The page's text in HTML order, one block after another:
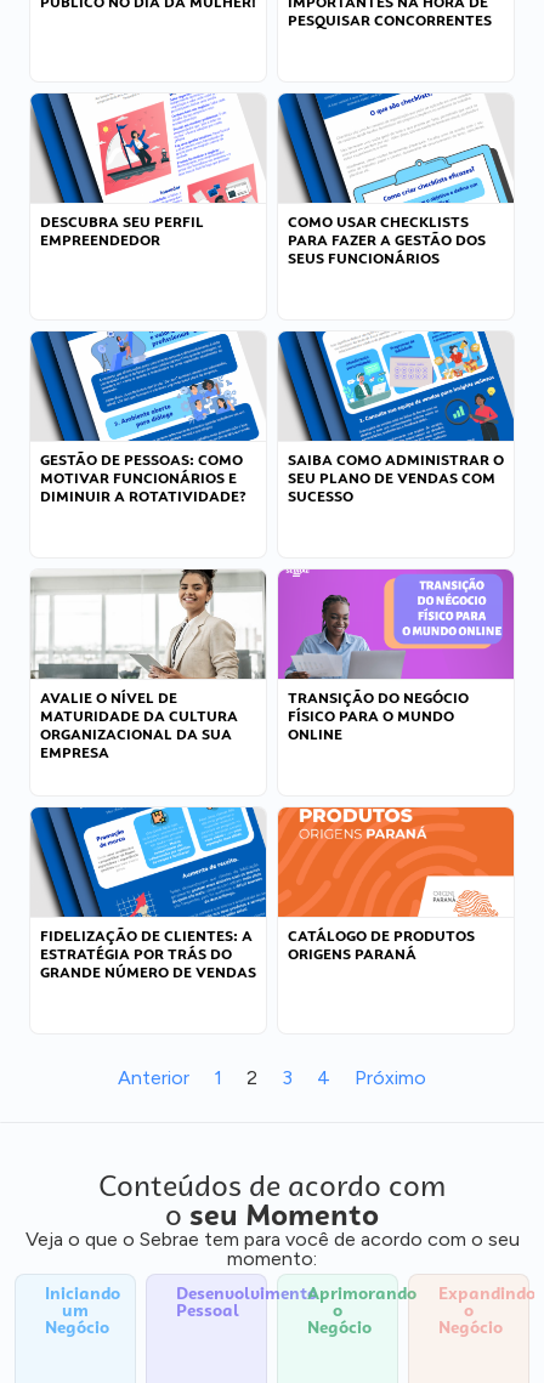
PESQUISAR CONCORRENTES
DESCUBRA SEU PERFIL
EMPREENDEDOR
COMO USAR CHECKLISTS
PARA FAZER A GESTÃO DOS
SEUS FUNCIONÁRIOS
GESTÃO DE PESSOAS: COMO
MOTIVAR FUNCIONÁRIOS E
DIMINUIR A ROTATIVIDADE?
SAIBA COMO ADMINISTRAR O
SEU PLANO DE VENDAS COM
SUCESSO
AVALIE O NÍVEL DE
MATURIDADE DA CULTURA
ORGANIZACIONAL DA SUA
EMPRESA
TRANSIÇÃO DO NEGÓCIO
FÍSICO PARA O MUNDO
ONLINE
FIDELIZAÇÃO DE CLIENTES: A
ESTRATÉGIA POR TRÁS DO
GRANDE NÚMERO DE VENDAS
CATÁLOGO DE PRODUTOS
ORIGENS PARANÁ
Anterior 1 2 3 4 Próximo
Conteúdos de acordo com
o seu Momento
Veja o que o Sebrae tem para você de acordo com o seu
momento:
Iniciando
um
Negócio
Desenvolvimento
Pessoal
Aprimorando
o
Negócio
Expandindo
o
Negócio